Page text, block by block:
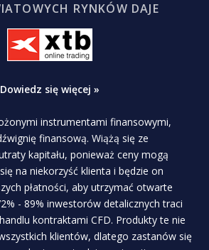
RYNKÓW DAJE
Dowiedz się więcej »
instrumentami finansowymi,
finansową. Wiążą się ze
kapitału, ponieważ ceny mogą
na niekorzyść klienta i będzie on
płatności, aby utrzymać otwarte
- 89% inwestorów detalicznych traci
kontraktami CFD. Produkty te nie
klientów, dlatego zastanów się